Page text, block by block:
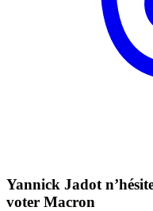
Yannick Jadot
voter Macron